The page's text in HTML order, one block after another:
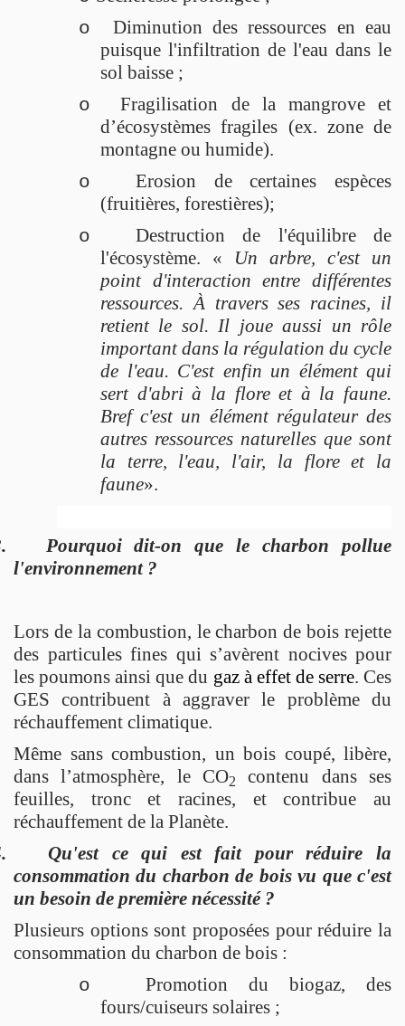
o
Diminution des ressources en eau
puisque l'infiltration de l'eau dans le
sol baisse ;
o
Fragilisation de la mangrove et
d’écosystèmes fragiles (ex. zone de
montagne ou humide).
o
Erosion de certaines espèces
(fruitières, forestières);
o
Destruction de l'équilibre de
l'écosystème. « Un arbre, c'est un
point d'interaction entre différentes
ressources. À travers ses racines, il
retient le sol. Il joue aussi un rôle
important dans la régulation du cycle
de l'eau. C'est enfin un élément qui
sert d'abri à la flore et à la faune.
Bref c'est un élément régulateur des
autres ressources naturelles que sont
la terre, l'eau, l'air, la flore et la
faune».
Pourquoi dit-on que le charbon pollue
l'environnement ?
Lors de la combustion, le charbon de bois rejette
des particules fines qui s’avèrent nocives pour
les poumons ainsi que du gaz à effet de serre. Ces
GES contribuent à aggraver le problème du
réchauffement climatique.
Même sans combustion, un bois coupé, libère,
dans l’atmosphère, le CO2
contenu dans ses
feuilles, tronc et racines, et contribue au
réchauffement de la Planète.
Qu'est ce qui est fait pour réduire la
consommation du charbon de bois vu que c'est
un besoin de première nécessité ?
Plusieurs options sont proposées pour réduire la
consommation du charbon de bois :
o
Promotion du biogaz, des
fours/cuiseurs solaires ;